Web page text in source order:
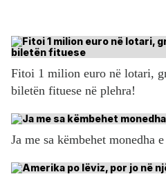
Fitoi 1 milion euro në lotari,
biletën fituese në plehra!
Ja me sa këmbehet monedha